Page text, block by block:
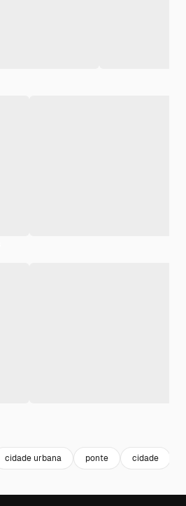
cidade urbana ponte cidade